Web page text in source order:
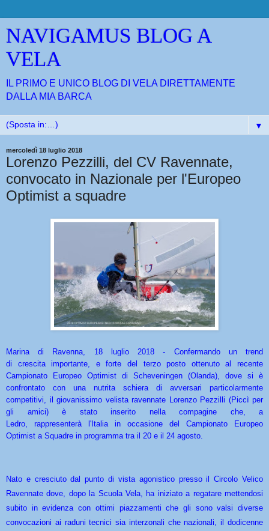
NAVIGAMUS BLOG A
VELA
IL PRIMO E UNICO BLOG DI VELA DIRETTAMENTE
DALLA MIA BARCA
▼
mercoledì 18 luglio 2018
Lorenzo Pezzilli, del CV Ravennate,
convocato in Nazionale per l'Europeo
Optimist a squadre
Marina di Ravenna, 18 luglio 2018 - Confermando un trend
di crescita importante, e forte del terzo posto ottenuto al recente
Campionato Europeo Optimist di Scheveningen (Olanda), dove si è
confrontato con una nutrita schiera di avversari particolarmente
competitivi, il giovanissimo velista ravennate Lorenzo Pezzilli (Piccì per
gli amici) è stato inserito nella compagine che, a
Ledro, rappresenterà l'Italia in occasione del Campionato Europeo
Optimist a Squadre in programma tra il 20 e il 24 agosto.
Nato e cresciuto dal punto di vista agonistico presso il Circolo Velico
Ravennate dove, dopo la Scuola Vela, ha iniziato a regatare mettendosi
subito in evidenza con ottimi piazzamenti che gli sono valsi diverse
convocazioni ai raduni tecnici sia interzonali che nazionali, il dodicenne